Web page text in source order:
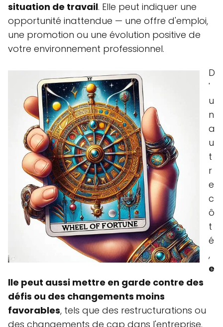
situation de travail. Elle peut indiquer une
opportunité inattendue — une offre d'emploi,
une promotion ou une évolution positive de
votre environnement professionnel.
D
'
u
n
a
u
t
r
e
c
ô
t
é
,
e
lle peut aussi mettre en garde contre des
défis ou des changements moins
favorables, tels que des restructurations ou
des changements de cap dans l'entreprise.